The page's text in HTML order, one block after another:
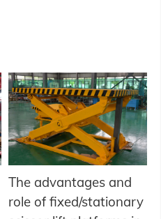
The advantages and
role of fixed/stationary